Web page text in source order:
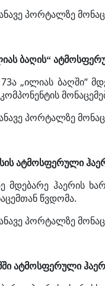
პორტალზე
ბაღის“
„ილიას ბაღში“
პორტალზე
ატმოსფერული
მდებარე ჰაერის
წვდომა.
პორტალზე
ატმოსფერული